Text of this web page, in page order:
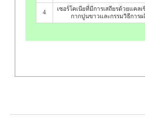
4
เซอร์โคเนียที่มีการเสถียรด้วยแคล
กากปูนขาวและกรรมวิธีการผ